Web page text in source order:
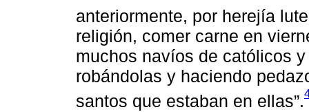
anteriormente, por herejía
religión, comer carne en
muchos navíos de católicos
robándolas y haciendo
santos que estaban en ellas”.